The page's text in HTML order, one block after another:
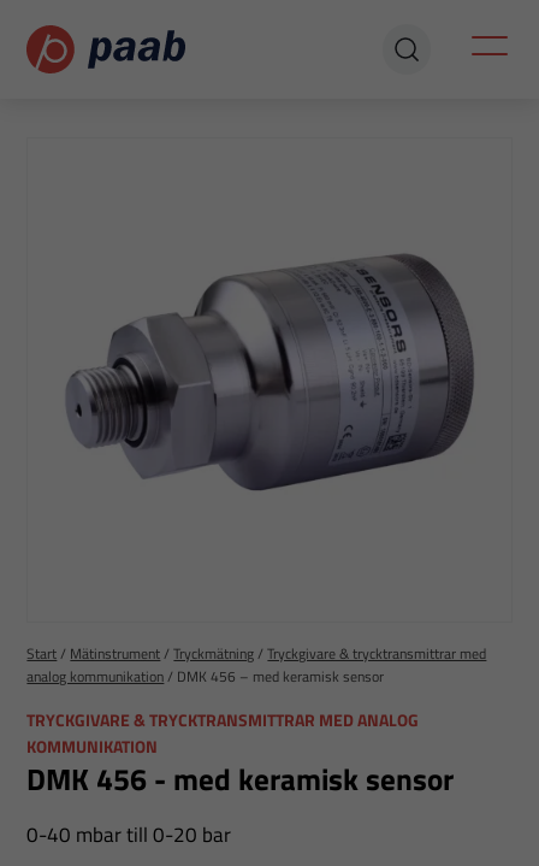
Start/ Mätinstrument/Tryckmätning/Tryckgivare & trycktransmittrar med
analog kommunikation/ DMK 456 – med keramisk sensor
TRYCKGIVARE & TRYCKTRANSMITTRAR MED ANALOG
KOMMUNIKATION
DMK 456 - med keramisk sensor
0-40 mbar till 0-20 bar